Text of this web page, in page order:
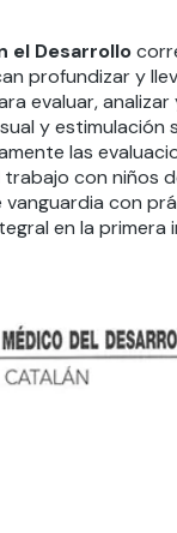
el Desarrollo
profundizar y
evaluar, analizar
y estimulación
las
con niños
con
en la primera